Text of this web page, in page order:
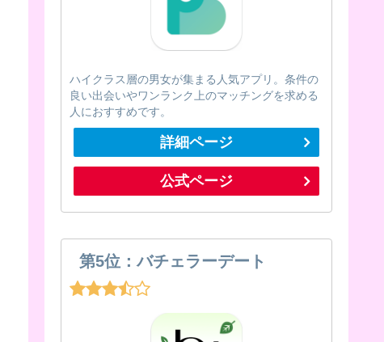
ハイクラス層の男女が集まる人気アプリ。条件の
良い出会いやワンランク上のマッチングを求める
人におすすめです。
詳細ページ
公式ページ
第5位：バチェラーデート